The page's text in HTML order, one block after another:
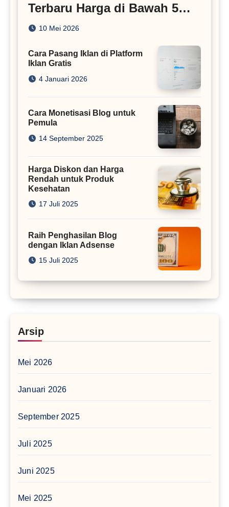
Terbaru Harga di Bawah 5
Juta
10 Mei 2026
Cara Pasang Iklan di Platform
Iklan Gratis
4 Januari 2026
Cara Monetisasi Blog untuk
Pemula
14 September 2025
Harga Diskon dan Harga
Rendah untuk Produk
Kesehatan
17 Juli 2025
Raih Penghasilan Blog
dengan Iklan Adsense
15 Juli 2025
Arsip
Mei 2026
Januari 2026
September 2025
Juli 2025
Juni 2025
Mei 2025